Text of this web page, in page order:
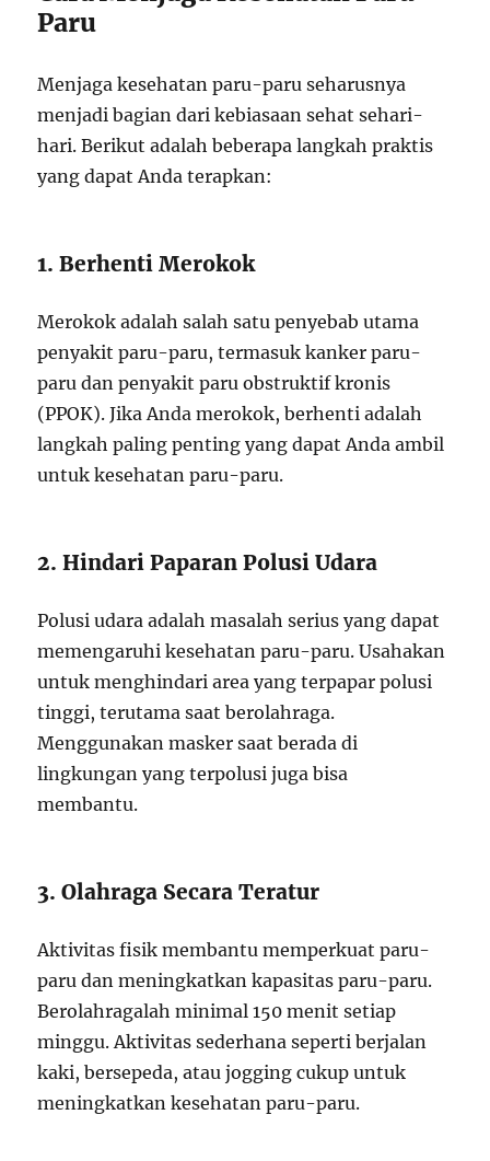
Paru
Menjaga kesehatan paru-paru seharusnya
menjadi bagian dari kebiasaan sehat sehari-
hari. Berikut adalah beberapa langkah praktis
yang dapat Anda terapkan:
1. Berhenti Merokok
Merokok adalah salah satu penyebab utama
penyakit paru-paru, termasuk kanker paru-
paru dan penyakit paru obstruktif kronis
(PPOK). Jika Anda merokok, berhenti adalah
langkah paling penting yang dapat Anda ambil
untuk kesehatan paru-paru.
2. Hindari Paparan Polusi Udara
Polusi udara adalah masalah serius yang dapat
memengaruhi kesehatan paru-paru. Usahakan
untuk menghindari area yang terpapar polusi
tinggi, terutama saat berolahraga.
Menggunakan masker saat berada di
lingkungan yang terpolusi juga bisa
membantu.
3. Olahraga Secara Teratur
Aktivitas fisik membantu memperkuat paru-
paru dan meningkatkan kapasitas paru-paru.
Berolahragalah minimal 150 menit setiap
minggu. Aktivitas sederhana seperti berjalan
kaki, bersepeda, atau jogging cukup untuk
meningkatkan kesehatan paru-paru.